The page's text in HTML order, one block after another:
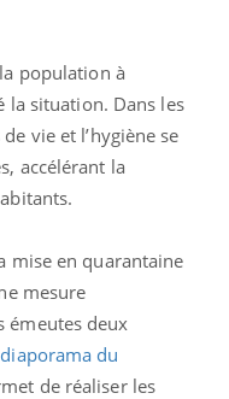
population à
la situation. Dans les
vie et l’hygiène se
accélérant la
mise en quarantaine
mesure
émeutes deux
du
de réaliser les